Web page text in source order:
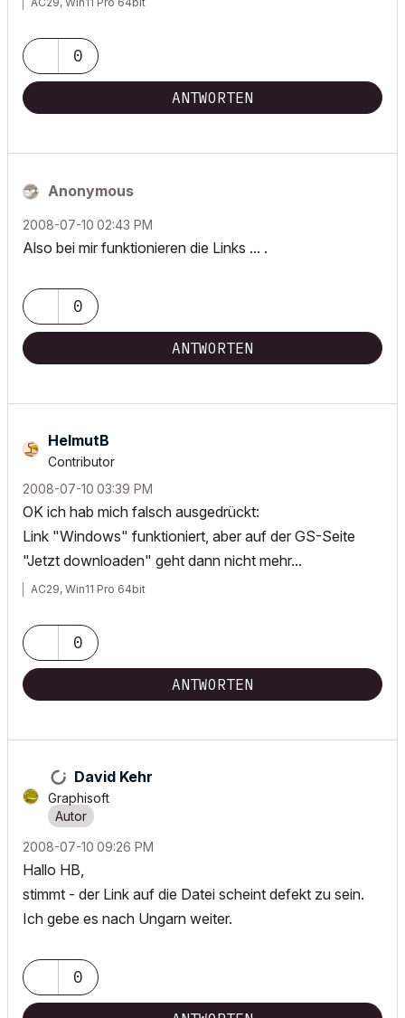
0
ANTWORTEN
Anonymous
‎2008-07-10 02:43 PM
Also bei mir funktionieren die Links ... .
0
ANTWORTEN
HelmutB
Contributor
‎2008-07-10 03:39 PM
OK ich hab mich falsch ausgedrückt:
Link "Windows" funktioniert, aber auf der GS-Seite
"Jetzt downloaden" geht dann nicht mehr...
AC29, Win11 Pro 64bit
0
ANTWORTEN
David Kehr
Graphisoft
‎2008-07-10 09:26 PM
Hallo HB,
stimmt - der Link auf die Datei scheint defekt zu sein.
Ich gebe es nach Ungarn weiter.
0